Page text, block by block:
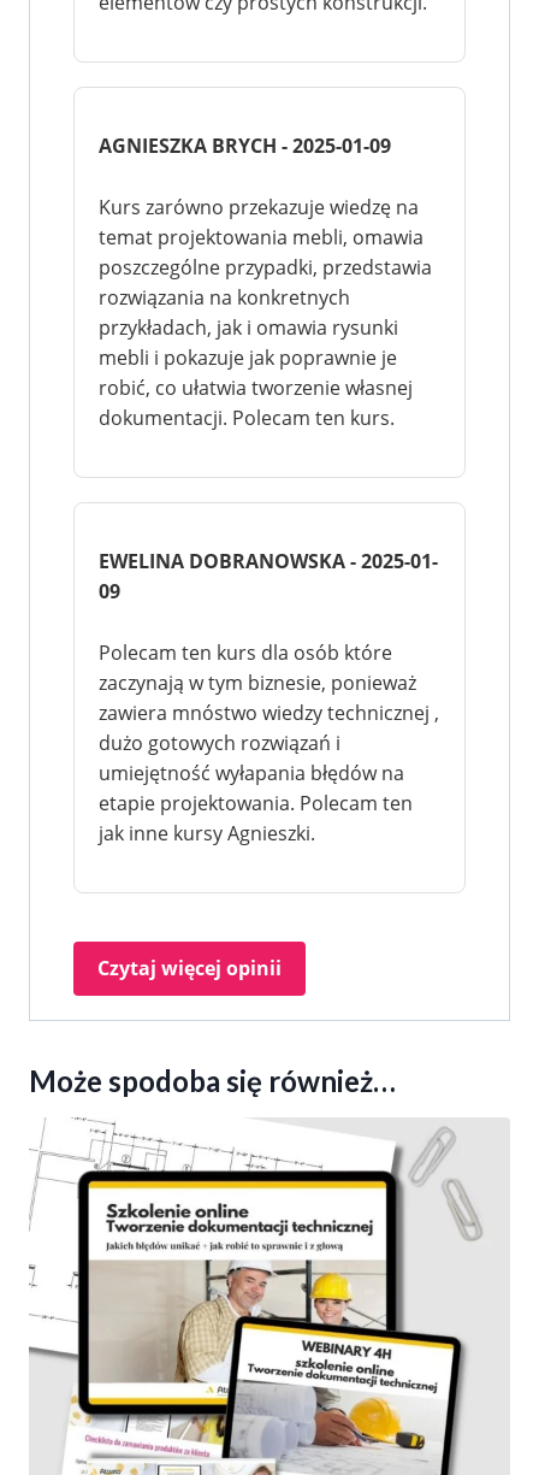
AGNIESZKA BRYCH - 2025-01-09
Kurs zarówno przekazuje wiedzę na
temat projektowania mebli, omawia
poszczególne przypadki, przedstawia
rozwiązania na konkretnych
przykładach, jak i omawia rysunki
mebli i pokazuje jak poprawnie je
robić, co ułatwia tworzenie własnej
dokumentacji. Polecam ten kurs.
EWELINA DOBRANOWSKA - 2025-01-
09
Polecam ten kurs dla osób które
zaczynają w tym biznesie, ponieważ
zawiera mnóstwo wiedzy technicznej ,
dużo gotowych rozwiązań i
umiejętność wyłapania błędów na
etapie projektowania. Polecam ten
jak inne kursy Agnieszki.
Czytaj więcej opinii
Może spodoba się również…